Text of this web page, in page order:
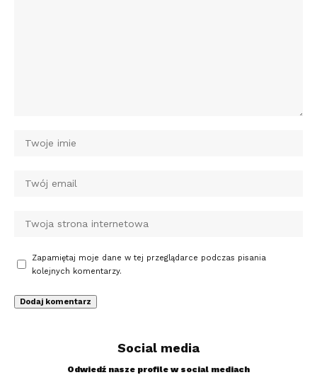
Zapamiętaj moje dane w tej przeglądarce podczas pisania
kolejnych komentarzy.
Social media
Odwiedź nasze profile w social mediach